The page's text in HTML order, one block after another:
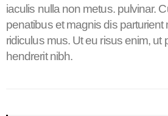
iaculis nulla non metus. pulvinar.
penatibus et magnis dis
ridiculus mus. Ut eu risus enim, ut
hendrerit nibh.